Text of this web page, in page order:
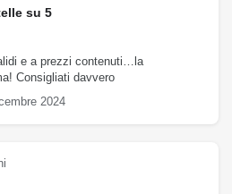
su 5
e a prezzi contenuti…la
Consigliati davvero
2024